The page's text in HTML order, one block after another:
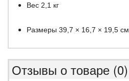
Вес 2,1 кг
Размеры 39,7 × 16,7 × 19,5 см
Отзывы о товаре (0)